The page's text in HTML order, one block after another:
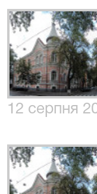
12 серпня